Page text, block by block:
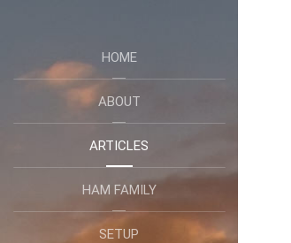
HOME
ABOUT
ARTICLES
HAM FAMILY
SETUP